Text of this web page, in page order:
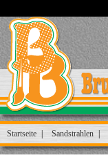
Startseite Sandstrahlen